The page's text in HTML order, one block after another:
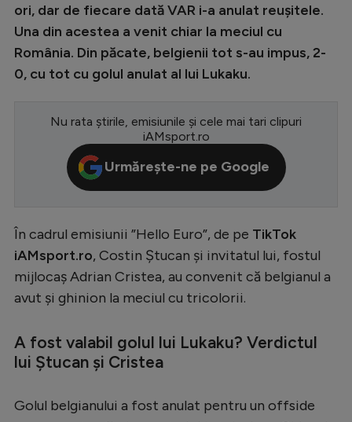
Conference League
CM 2026
Premier League
Serie A
Bundesliga
Ligue 1
Starurile fotbalului
EURO 2024
Stranieri
Clasamente
ori, dar de fiecare dată VAR i-a anulat reușitele.
Una din acestea a venit chiar la meciul cu
România. Din păcate, belgienii tot s-au impus, 2-
0, cu tot cu golul anulat al lui Lukaku.
Nu rata știrile, emisiunile și cele mai tari clipuri
iAMsport.ro
Urmărește-ne pe Google
În cadrul emisiunii ”Hello Euro”, de pe TikTok
iAMsport.ro, Costin Ștucan și invitatul lui, fostul
mijlocaș Adrian Cristea, au convenit că belgianul a
avut și ghinion la meciul cu tricolorii.
A fost valabil golul lui Lukaku? Verdictul
lui Ștucan și Cristea
Golul belgianului a fost anulat pentru un offside